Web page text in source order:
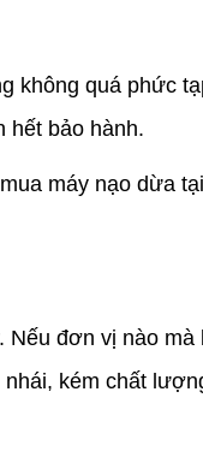
không quá phức
hết bảo hành.
máy nạo dừa
Nếu đơn vị nào
kém chất